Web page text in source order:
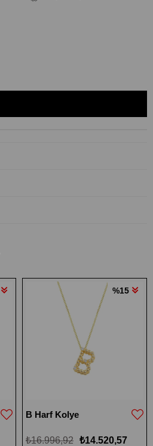
B Harf Kolye
₺14.520,57
₺16.996,92
%15